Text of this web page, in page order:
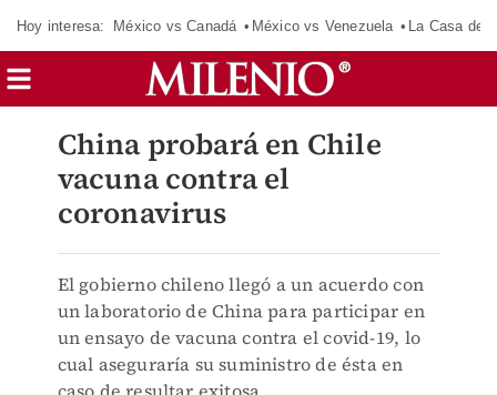
Hoy interesa: México vs Canadá México vs Venezuela La Casa de
China probará en Chile
vacuna contra el
coronavirus
El gobierno chileno llegó a un acuerdo con
un laboratorio de China para participar en
un ensayo de vacuna contra el covid-19, lo
cual aseguraría su suministro de ésta en